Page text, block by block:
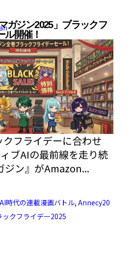
ガジン2025」ブラックフ
ル開催！
フライデーに合わせ
ブAIの最前線を走り続
ジン』がAmazon...
AI時代の連載漫画バトル, Annecy20
ックフライデー2025